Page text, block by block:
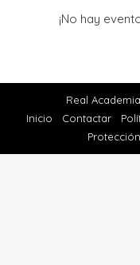
¡No hay
Real
Inicio
Contactar